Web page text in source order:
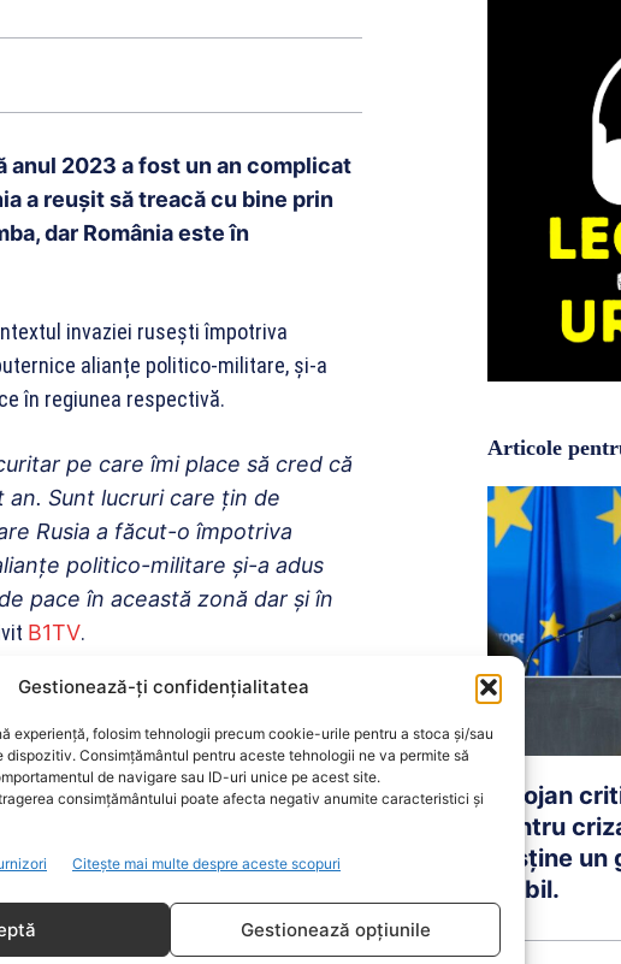
Gestionează-ți confidențialitatea
experiență, folosim tehnologii precum cookie-urile pentru a stoca și/sau
Consimțământul pentru aceste tehnologii ne va permite să
de navigare sau ID-uri unice pe acest site.
consimțământului poate afecta negativ anumite caracteristici și
Citește mai multe despre aceste scopuri
Gestionează opțiunile
anul 2023 a fost un an complicat
a reușit să treacă cu bine prin
dar România este în
invaziei rusești împotriva
alianțe politico-militare, și-a
în regiunea respectivă.
pe care îmi place să cred că
Sunt lucruri care ţin de
Rusia a făcut-o împotriva
politico-militare şi-a adus
pace în această zonă dar şi în
B1TV.
afirmat că nu va fi niciun război în
pe care nu le-a avut până
militar, pentru a preveni un astfel de
nu le-a avut până acum. Pe de
de vedere politic cât şi din
întâmple”
a spus ministrul.
Articole
Bolojan
pentru
susține
stabil.